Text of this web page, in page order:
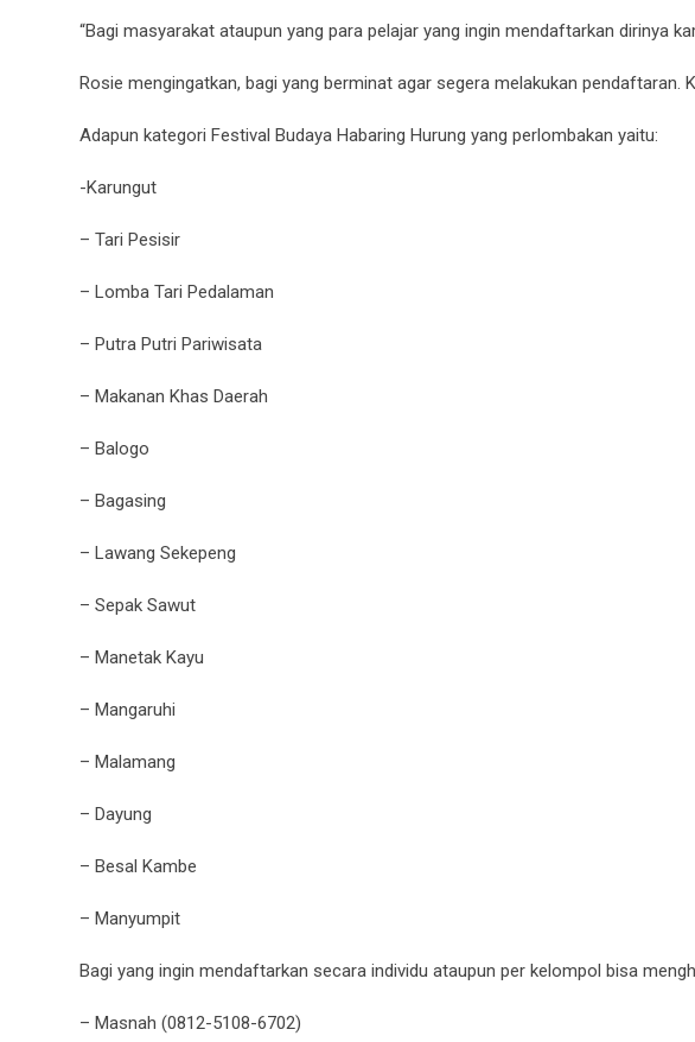
“Bagi masyarakat ataupun yang para pelajar yang ingin mendaftarkan dirinya
Rosie mengingatkan, bagi yang berminat agar segera melakukan
Adapun kategori Festival Budaya Habaring Hurung yang perlombakan yaitu:
-Karungut
– Tari Pesisir
– Lomba Tari Pedalaman
– Putra Putri Pariwisata
– Makanan Khas Daerah
– Balogo
– Bagasing
– Lawang Sekepeng
– Sepak Sawut
– Manetak Kayu
– Mangaruhi
– Malamang
– Dayung
– Besal Kambe
– Manyumpit
Bagi yang ingin mendaftarkan secara individu ataupun per kelompol bisa
– Masnah (0812-5108-6702)